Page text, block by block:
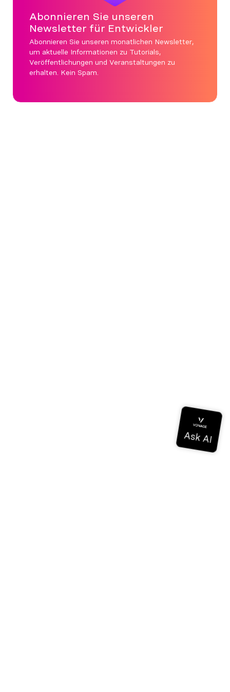
Abonnieren Sie unseren
Newsletter für Entwickler
Abonnieren Sie unseren monatlichen Newsletter,
um aktuelle Informationen zu Tutorials,
Veröffentlichungen und Veranstaltungen zu
erhalten. Kein Spam.